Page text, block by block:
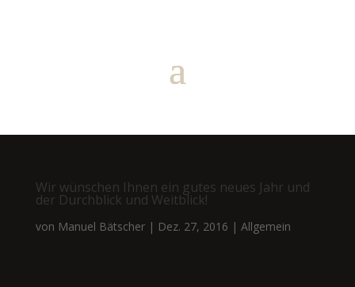
Wir wünschen Ihnen ein gutes neues Jahr und
der Durchblick und Weitblick!
von Manuel Bätscher| Dez. 27, 2016 | Allgemein